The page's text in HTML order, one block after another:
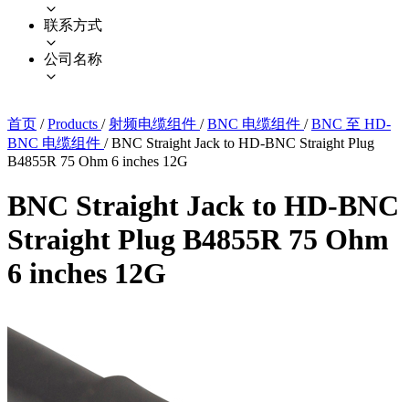
联系方式
公司名称
首页 / Products / 射频电缆组件 / BNC 电缆组件 / BNC 至 HD-
BNC 电缆组件 / BNC Straight Jack to HD-BNC Straight Plug
B4855R 75 Ohm 6 inches 12G
BNC Straight Jack to HD-BNC
Straight Plug B4855R 75 Ohm
6 inches 12G